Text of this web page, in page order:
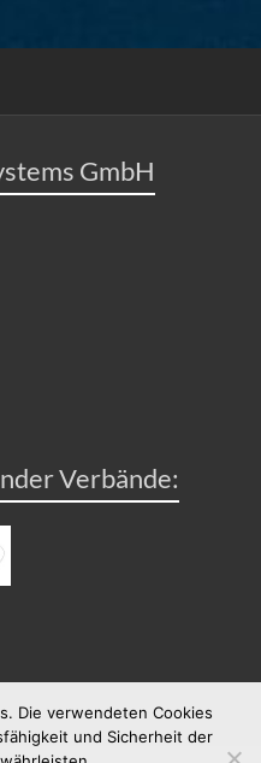
GmbH
Verbände:
Die verwendeten Cookies
und Sicherheit der